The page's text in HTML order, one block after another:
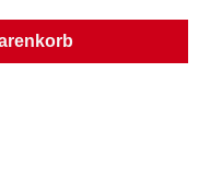
Wert ein